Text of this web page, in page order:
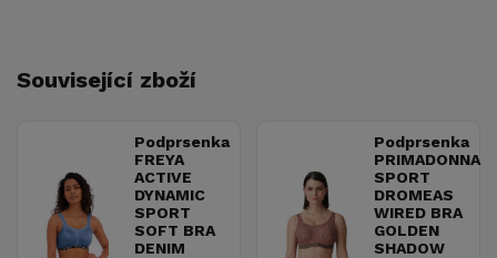
Související zboží
Podprsenka
FREYA
ACTIVE
DYNAMIC
SPORT
SOFT BRA
DENIM
Podprsenka
PRIMADONNA
SPORT
DROMEAS
WIRED BRA
GOLDEN
SHADOW